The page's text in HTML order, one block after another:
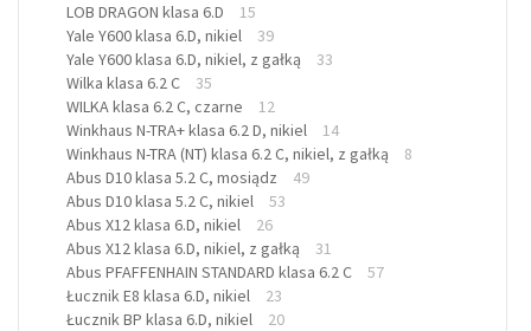
LOB DRAGON klasa 6.D
15
Yale Y600 klasa 6.D, nikiel
39
Yale Y600 klasa 6.D, nikiel, z gałką
33
Wilka klasa 6.2 C
35
WILKA klasa 6.2 C, czarne
12
Winkhaus N-TRA+ klasa 6.2 D, nikiel
14
Winkhaus N-TRA (NT) klasa 6.2 C, nikiel, z gałką
8
Abus D10 klasa 5.2 C, mosiądz
49
Abus D10 klasa 5.2 C, nikiel
53
Abus X12 klasa 6.D, nikiel
26
Abus X12 klasa 6.D, nikiel, z gałką
31
Abus PFAFFENHAIN STANDARD klasa 6.2 C
57
Łucznik E8 klasa 6.D, nikiel
23
Łucznik BP klasa 6.D, nikiel
20